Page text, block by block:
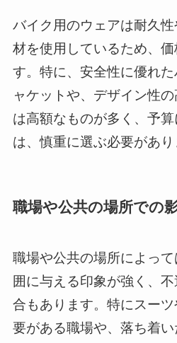
バイク用のウェアは耐久
材を使用しているため、
す。特に、安全性に優れ
ャケットや、デザイン性
は高額なものが多く、予
は、慎重に選ぶ必要があり
職場や公共の場所での
職場や公共の場所によっ
囲に与える印象が強く、
合もあります。特にスー
要がある職場や、落ち着